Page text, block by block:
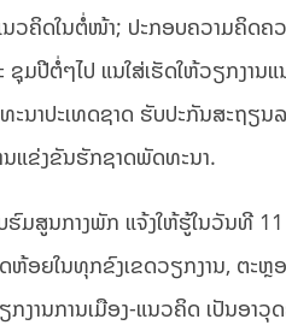
ວຄິດໃນຕໍ່ໜ້າ; ປະກອບຄວາມຄິດຄ
ຊຸມປີຕໍ່ໆໄປ ແນໃສ່ເຮັດໃຫ້ວຽກງ
ະນາປະເທດຊາດ ຮັບປະກັນສະຖຽ
ແຂ່ງຂັນຮັກຊາດພັດທະນາ.
ມສູນກາງພັກ ແຈ້ງໃຫ້ຮູ້ໃນວັນທີ
ອຍໃນທຸກຂົງເຂດວຽກງານ, ຕະ
ກງານການເມືອງ-ແນວຄິດ ເປັນອ